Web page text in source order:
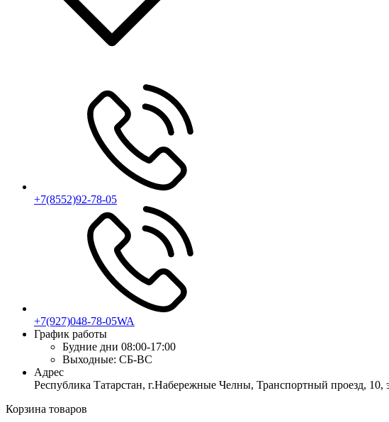
+7(8552)92-78-05
+7(927)048-78-05WA
График работы
Будние дни 08:00-17:00
Выходные: СБ-ВС
Адрес
Республика Татарстан, г.Набережные Челны, Транспортный проезд, 10,
Корзина товаров